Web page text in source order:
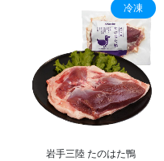
冷凍
岩手三陸 たのはた鴨